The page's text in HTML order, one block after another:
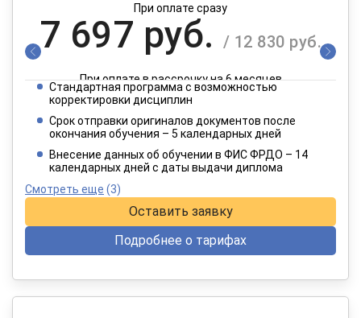
При оплате сразу
7 697 руб. / 12 830 руб.
При оплате в рассрочку на 6 месяцев
3 849 руб.
При оплате в рассрочку на 12 месяцев
Стандартная программа с возможностью
корректировки дисциплин
Срок отправки оригиналов документов после
окончания обучения – 5 календарных дней
Внесение данных об обучении в ФИС ФРДО – 14
календарных дней с даты выдачи диплома
Смотреть еще (3)
Оставить заявку
Подробнее о тарифах